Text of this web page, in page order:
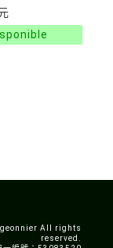
All rights
reserved.